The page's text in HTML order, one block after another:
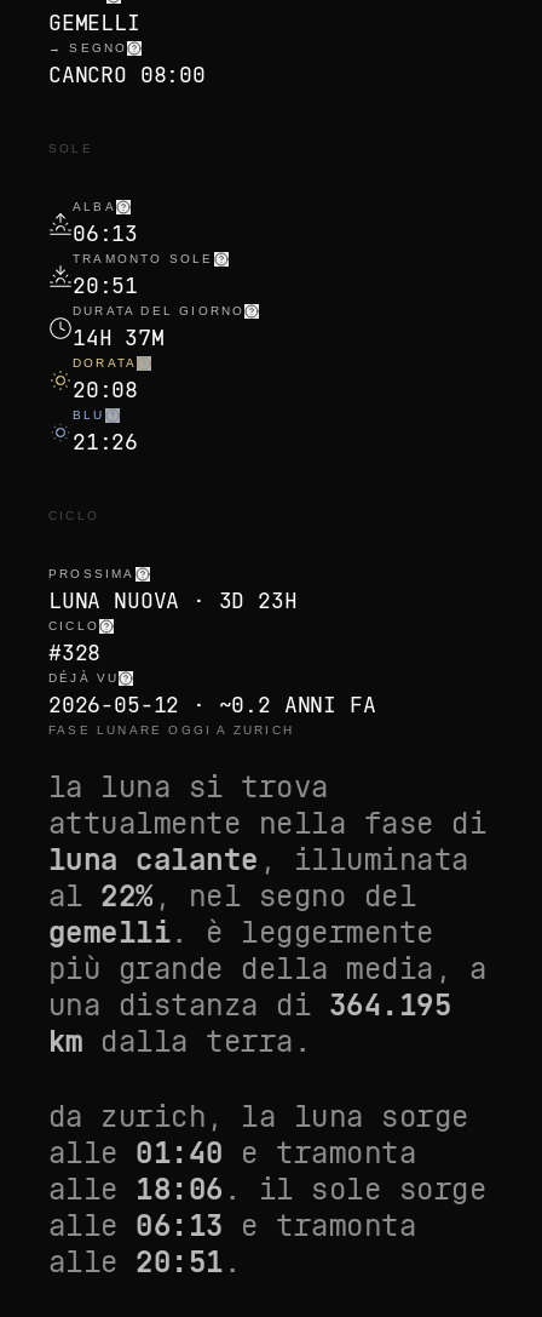
GEMELLI
→ SEGNO
CANCRO 08:00
SOLE
ALBA
06:13
TRAMONTO SOLE
20:51
DURATA DEL GIORNO
14H 37M
DORATA
20:08
BLU
21:26
CICLO
PROSSIMA
LUNA NUOVA · 3D 23H
CICLO
#328
DÉJÀ VU
2026-05-12 · ~0.2 ANNI FA
FASE LUNARE OGGI A ZURICH
la luna si trova
attualmente nella fase di
luna calante , illuminata
al 22%, nel segno del
gemelli. è leggermente
più grande della media , a
una distanza di 364.195
km dalla terra.
da zurich , la luna sorge
alle 01:40 e tramonta
alle 18:06 . il sole sorge
alle 06:13 e tramonta
alle 20:51.